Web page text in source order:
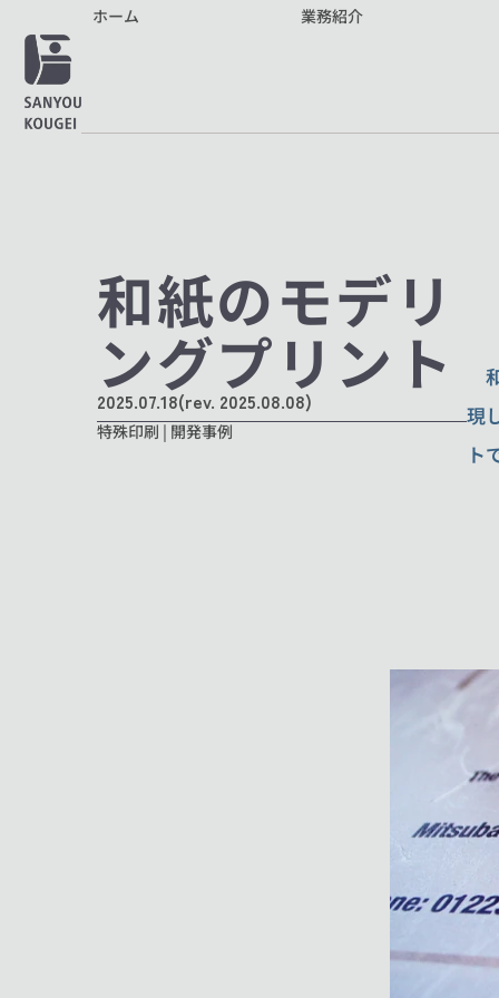
ホーム 業務紹介
和紙のモデリ
ングプリント
2025.07.18(rev. 2025.08.08)
特殊印刷 | 開発事例
現
ト